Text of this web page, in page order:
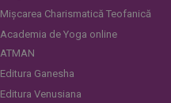
Mișcarea Charismatică Teofanică
Academia de Yoga online
ATMAN
Editura Ganesha
Editura Venusiana